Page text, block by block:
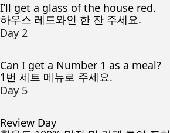
I’ll get a glass of the house red.
하우스 레드와인 한 잔 주세요.
Day 2
Can I get a Number 1 as a meal?
1번 세트 메뉴로 주세요.
Day 5
Review Day